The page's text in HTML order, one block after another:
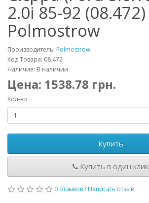
2.0i 85-92 (08.472)
Polmostrow
Производитель: Polmostrow
Код Товара: 08.472
Наличие: В наличии
Цена: 1538.78 грн.
Кол-во
Купить
Купить в один клик
0 отзывов/ Написать отзыв